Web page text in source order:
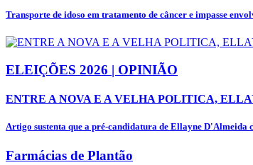
Transporte de idoso em tratamento de câncer e impasse
ELEIÇÕES 2026 | OPINIÃO
ENTRE A NOVA E A VELHA POLITICA,
Artigo sustenta que a pré-candidatura de Ellayne D'Almeida
Farmácias de Plantão